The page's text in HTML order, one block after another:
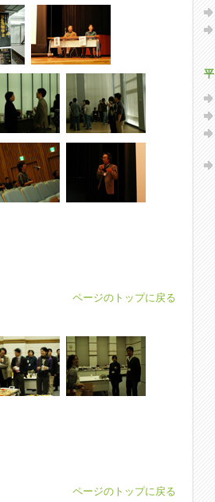
ページのトップに戻る
ページのトップに戻る